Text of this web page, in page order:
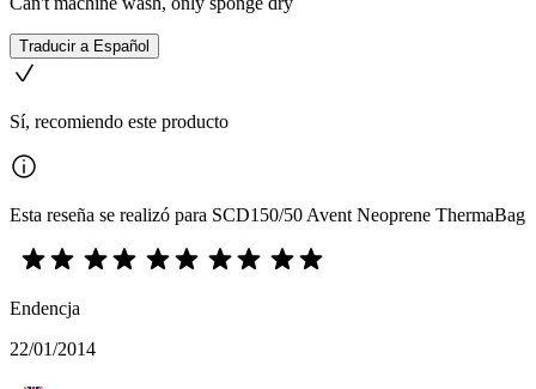
Traducir a Español
Sí, recomiendo este producto
Esta reseña se realizó para SCD150/50 Avent Neoprene ThermaBag
Endencja
22/01/2014